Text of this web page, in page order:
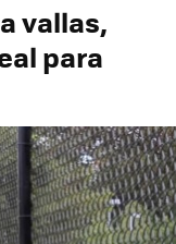
vallas,
para